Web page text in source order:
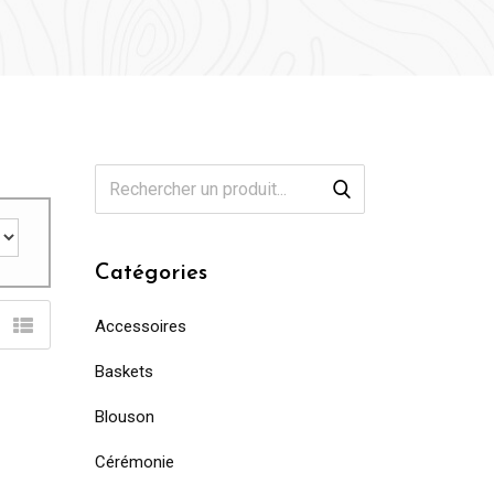
Catégories
Accessoires
Baskets
Blouson
Cérémonie